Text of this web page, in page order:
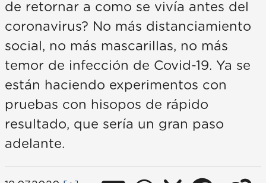
de retornar a como se vivía antes del
coronavirus? No más distanciamiento
social, no más mascarillas, no más
temor de infección de Covid-19. Ya se
están haciendo experimentos con
pruebas con hisopos de rápido
resultado, que sería un gran paso
adelante.